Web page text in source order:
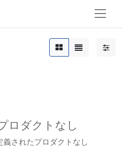
ロダクトなし
義されたプロダクトなし